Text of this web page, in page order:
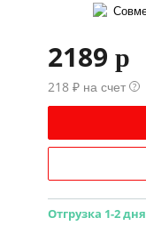
Canon
Epson
HP
IBM
Kodak
2189 p
218 ₽ на счет ?
Отгрузка 1-2 дня